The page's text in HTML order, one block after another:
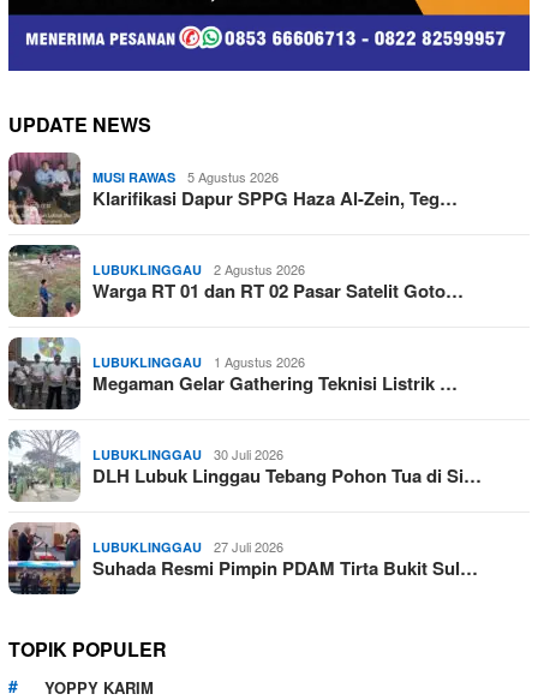
UPDATE NEWS
MUSI RAWAS 5 Agustus 2026
Klarifikasi Dapur SPPG Haza Al-Zein, Teg…
LUBUKLINGGAU 2 Agustus 2026
Warga RT 01 dan RT 02 Pasar Satelit Goto…
LUBUKLINGGAU 1 Agustus 2026
Megaman Gelar Gathering Teknisi Listrik …
LUBUKLINGGAU 30 Juli 2026
DLH Lubuk Linggau Tebang Pohon Tua di Si…
LUBUKLINGGAU 27 Juli 2026
Suhada Resmi Pimpin PDAM Tirta Bukit Sul…
TOPIK POPULER
YOPPY KARIM